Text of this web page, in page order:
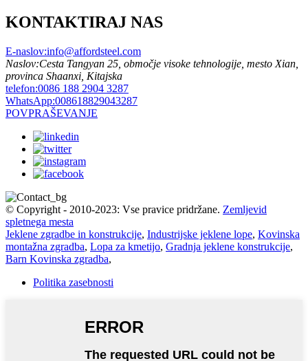
KONTAKTIRAJ NAS
E-naslov:info@affordsteel.com
Naslov:Cesta Tangyan 25, območje visoke tehnologije, mesto Xian,
provinca Shaanxi, Kitajska
telefon:0086 188 2904 3287
WhatsApp:008618829043287
POVPRAŠEVANJE
© Copyright - 2010-2023: Vse pravice pridržane. Zemljevid
spletnega mesta
Jeklene zgradbe in konstrukcije, Industrijske jeklene lope, Kovinska
montažna zgradba, Lopa za kmetijo, Gradnja jeklene konstrukcije,
Barn Kovinska zgradba,
Politika zasebnosti